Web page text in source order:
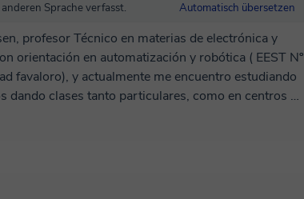
Sprache verfasst. Automatisch übersetzen
profesor Técnico en materias de electrónica y
orientación en automatización y robótica ( EEST Nº
dando clases tanto particulares, como en centros de
escuelas secundarias tecnicas profesionales (